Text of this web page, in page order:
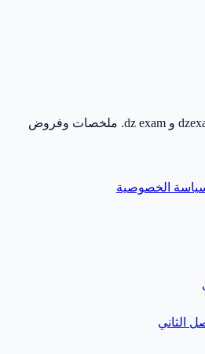
المصدر الأول للنجاح في dzexams و dz exam. ملخصات وفروض
الخصوصية
الثاني